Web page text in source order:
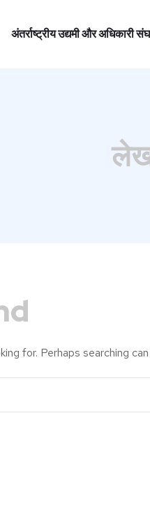
अंतर्राष्ट्रीय उद्यमी और अधिकारी
for. Perhaps searching